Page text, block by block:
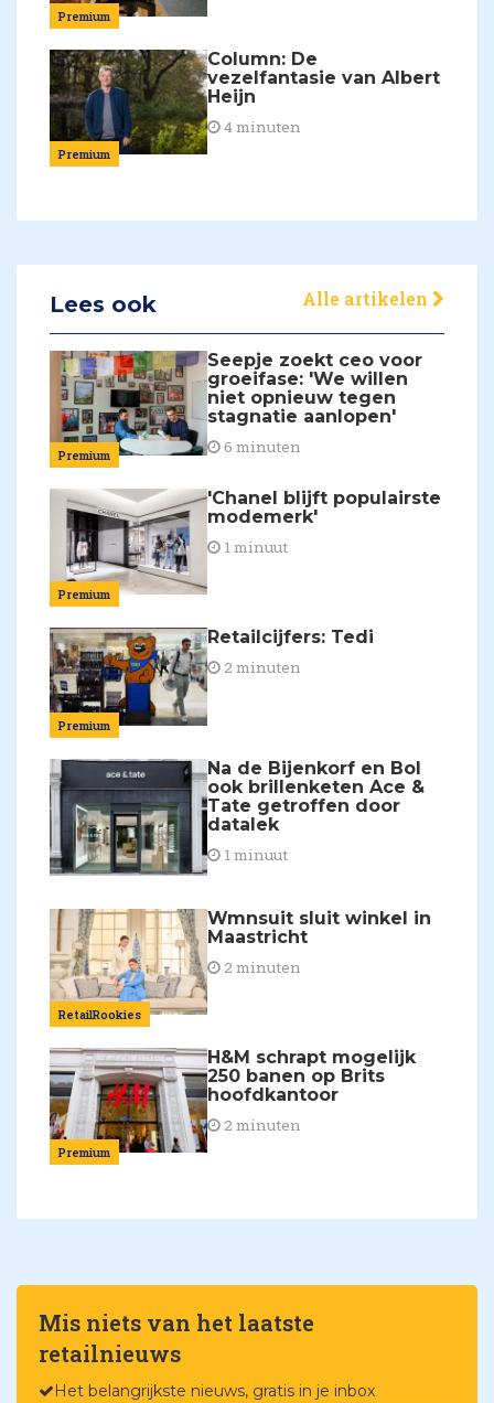
Premium
Premium
Column: De
vezelfantasie van Albert
Heijn
4 minuten
Lees ook Alle artikelen
Premium
Seepje zoekt ceo voor
groeifase: 'We willen
niet opnieuw tegen
stagnatie aanlopen'
6 minuten
Premium
'Chanel blijft populairste
modemerk'
1 minuut
Premium
Retailcijfers: Tedi
2 minuten
Na de Bijenkorf en Bol
ook brillenketen Ace &
Tate getroffen door
datalek
1 minuut
RetailRookies
Wmnsuit sluit winkel in
Maastricht
2 minuten
Premium
H&M schrapt mogelijk
250 banen op Brits
hoofdkantoor
2 minuten
Mis niets van het laatste
retailnieuws
Het belangrijkste nieuws, gratis in je inbox